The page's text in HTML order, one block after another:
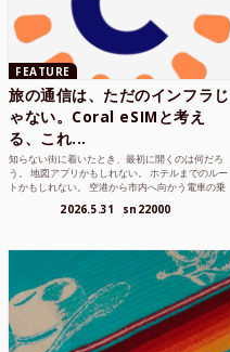
FEATURE
旅の通信は、ただのインフラじ
ゃない。Coral eSIMと考え
る、これ...
知らない街に着いたとき、最初に開くのは何だろ
う。 地図アプリかもしれない。 ホテルまでのルー
トかもしれない。 空港から市内へ向かう電車の乗
2026.5.31 sn22000